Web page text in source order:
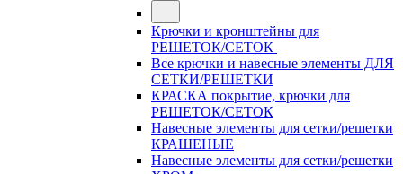
Крючки и кронштейны для
РЕШЕТОК/СЕТОК
Все крючки и навесные элементы ДЛЯ
СЕТКИ/РЕШЕТКИ
КРАСКА покрытие, крючки для
РЕШЕТОК/СЕТОК
Навесные элементы для сетки/решетки
КРАШЕНЫЕ
Навесные элементы для сетки/решетки